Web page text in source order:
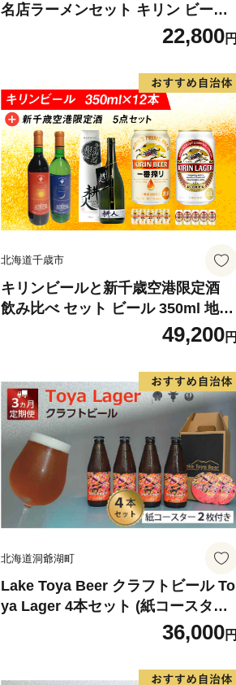
名店ラーメンセット キリン ビール
ご当地ラーメン 有名店 食べ比べ
22,800円
北海道千歳市
キリンビールと新千歳空港限定酒
飲み比べ セット ビール 350ml 地酒
49,200円
北海道洞爺湖町
Lake Toya Beer クラフトビール To
ya Lager 4本セット (紙コースター2
枚付) 3カ月連続お届け お酒 瓶ビー
ル アルコール 晩酌 バーベキュー B
BQ 家飲み 宅飲み 麦芽の味わい
36,000円